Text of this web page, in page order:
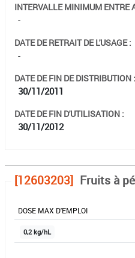
INTERVALLE MINIMUM ENTRE
-
DATE DE RETRAIT DE L'USAGE :
-
DATE DE FIN DE DISTRIBUTION :
30/11/2011
DATE DE FIN D'UTILISATION :
30/11/2012
[12603203] Fruits à
DOSE MAX D'EMPLOI
0,2 kg/hL